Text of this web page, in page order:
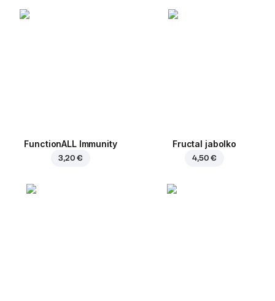
FunctionALL Immunity
3,20 €
Fructal jabolko
4,50 €